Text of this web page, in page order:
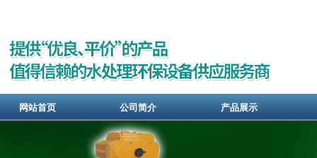
网站首页 公司简介 产品展示